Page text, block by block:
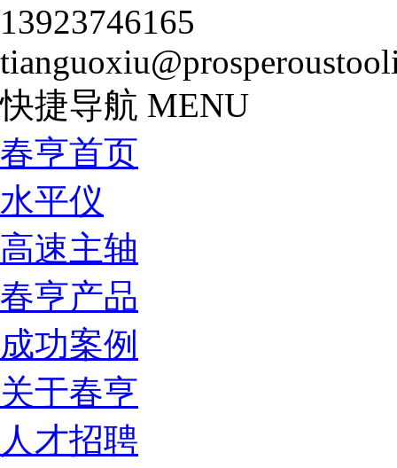
13923746165
快捷导航 MENU
春亨首页
水平仪
高速主轴
春亨产品
成功案例
关于春亨
人才招聘